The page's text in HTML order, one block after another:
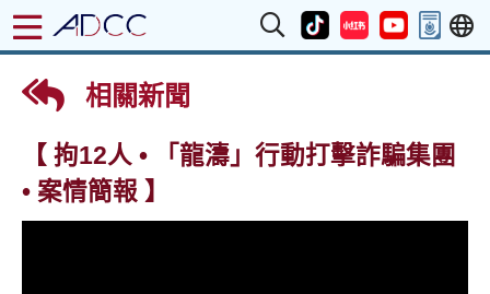
相關新聞
【 拘12人 • 「龍濤」行動打擊詐騙集團
• 案情簡報 】